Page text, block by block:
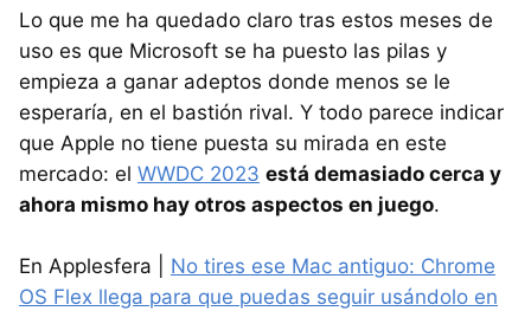
Lo que me ha quedado claro tras estos meses de
uso es que Microsoft se ha puesto las pilas y
empieza a ganar adeptos donde menos se le
esperaría, en el bastión rival. Y todo parece indicar
que Apple no tiene puesta su mirada en este
mercado: el WWDC 2023 está demasiado cerca y
ahora mismo hay otros aspectos en juego.
En Applesfera | No tires ese Mac antiguo: Chrome
OS Flex llega para que puedas seguir usándolo en